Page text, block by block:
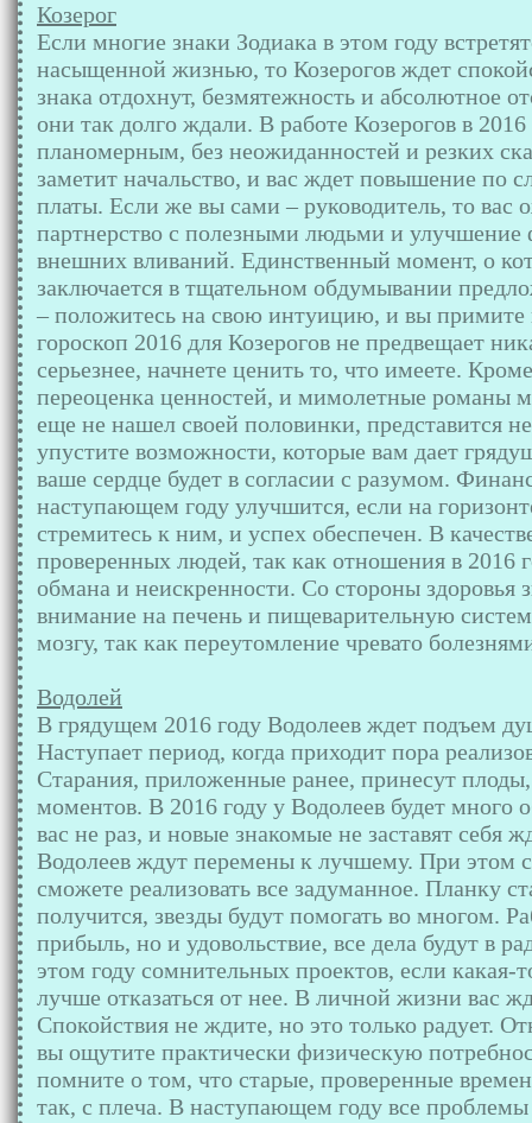
Козерог
Если многие знаки Зодиака в этом году
насыщенной жизнью, то Козерогов ждет
знака отдохнут, безмятежность и абсолютное
они так долго ждали. В работе Козерогов в
планомерным, без неожиданностей и резких
заметит начальство, и вас ждет повышение по
платы. Если же вы сами – руководитель, то
партнерство с полезными людьми и улучшение
внешних вливаний. Единственный момент, о
заключается в тщательном обдумывании
– положитесь на свою интуицию, и вы
гороскоп 2016 для Козерогов не предвещает
серьезнее, начнете ценить то, что имеете.
переоценка ценностей, и мимолетные романы
еще не нашел своей половинки, представится
упустите возможности, которые вам дает
ваше сердце будет в согласии с разумом.
наступающем году улучшится, если на
стремитесь к ним, и успех обеспечен. В
проверенных людей, так как отношения в 2016
обмана и неискренности. Со стороны здоровья
внимание на печень и пищеварительную
мозгу, так как переутомление чревато
Водолей
В грядущем 2016 году Водолеев ждет подъем
Наступает период, когда приходит пора
Старания, приложенные ранее, принесут
моментов. В 2016 году у Водолеев будет много
вас не раз, и новые знакомые не заставят себя
Водолеев ждут перемены к лучшему. При этом
сможете реализовать все задуманное. Планку
получится, звезды будут помогать во многом.
прибыль, но и удовольствие, все дела будут в
этом году сомнительных проектов, если какая-
лучше отказаться от нее. В личной жизни вас
Спокойствия не ждите, но это только радует.
вы ощутите практически физическую
помните о том, что старые, проверенные
так, с плеча. В наступающем году все